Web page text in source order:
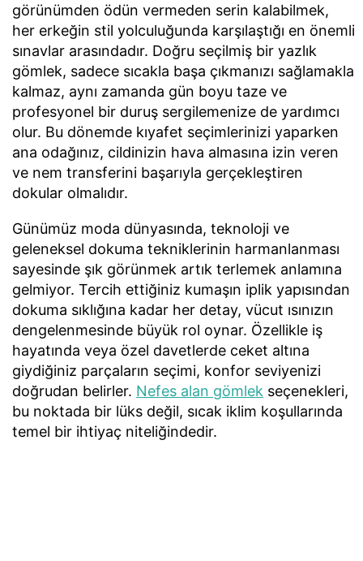
görünümden ödün vermeden serin kalabilmek,
her erkeğin stil yolculuğunda karşılaştığı en önemli
sınavlar arasındadır. Doğru seçilmiş bir yazlık
gömlek, sadece sıcakla başa çıkmanızı sağlamakla
kalmaz, aynı zamanda gün boyu taze ve
profesyonel bir duruş sergilemenize de yardımcı
olur. Bu dönemde kıyafet seçimlerinizi yaparken
ana odağınız, cildinizin hava almasına izin veren
ve nem transferini başarıyla gerçekleştiren
dokular olmalıdır.
Günümüz moda dünyasında, teknoloji ve
geleneksel dokuma tekniklerinin harmanlanması
sayesinde şık görünmek artık terlemek anlamına
gelmiyor. Tercih ettiğiniz kumaşın iplik yapısından
dokuma sıklığına kadar her detay, vücut ısınızın
dengelenmesinde büyük rol oynar. Özellikle iş
hayatında veya özel davetlerde ceket altına
giydiğiniz parçaların seçimi, konfor seviyenizi
doğrudan belirler. Nefes alan gömlek seçenekleri,
bu noktada bir lüks değil, sıcak iklim koşullarında
temel bir ihtiyaç niteliğindedir.